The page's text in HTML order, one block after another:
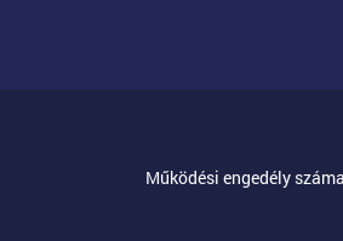
Működési engedély